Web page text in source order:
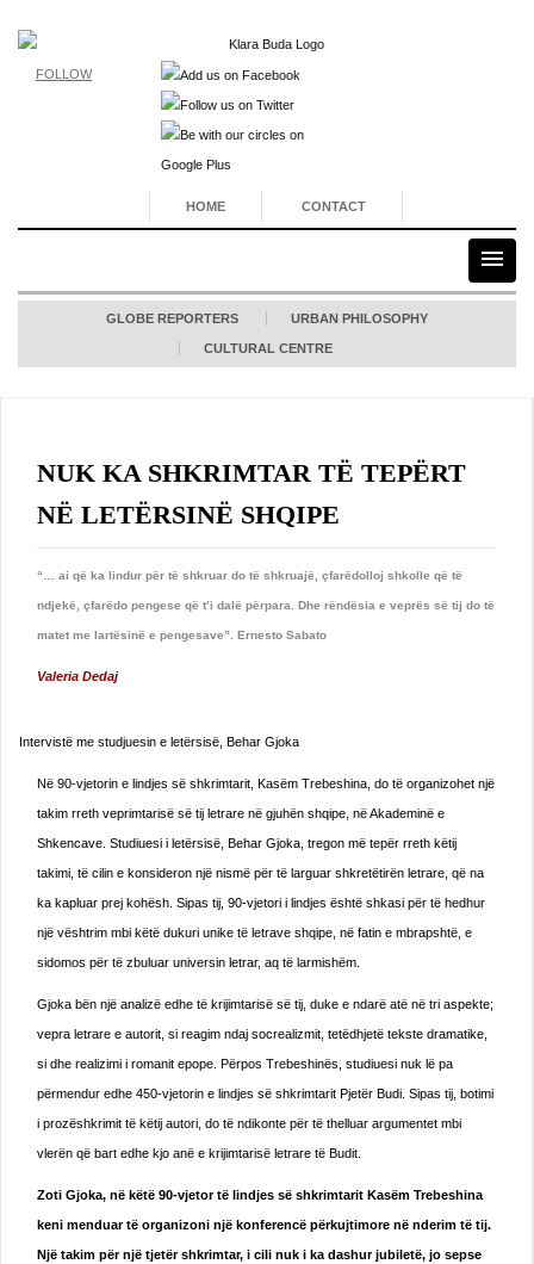
FOLLOW
HOME CONTACT
GLOBE REPORTERS URBAN PHILOSOPHY
CULTURAL CENTRE
NUK KA SHKRIMTAR TË TEPËRT
NË LETËRSINË SHQIPE
“… ai që ka lindur për të shkruar do të shkruajë, çfarëdolloj shkolle që të
ndjekë, çfarëdo pengese që t’i dalë përpara. Dhe rëndësia e veprës së tij do të
matet me lartësinë e pengesave”. Ernesto Sabato
Valeria Dedaj
Intervistë me studjuesin e letërsisë, Behar Gjoka
Në 90-vjetorin e lindjes së shkrimtarit, Kasëm Trebeshina, do të organizohet një
takim rreth veprimtarisë së tij letrare në gjuhën shqipe, në Akademinë e
Shkencave. Studiuesi i letërsisë, Behar Gjoka, tregon më tepër rreth këtij
takimi, të cilin e konsideron një nismë për të larguar shkretëtirën letrare, që na
ka kapluar prej kohësh. Sipas tij, 90-vjetori i lindjes është shkasi për të hedhur
një vështrim mbi këtë dukuri unike të letrave shqipe, në fatin e mbrapshtë, e
sidomos për të zbuluar universin letrar, aq të larmishëm.
Gjoka bën një analizë edhe të krijimtarisë së tij, duke e ndarë atë në tri aspekte;
vepra letrare e autorit, si reagim ndaj socrealizmit, tetëdhjetë tekste dramatike,
si dhe realizimi i romanit epope. Përpos Trebeshinës, studiuesi nuk lë pa
përmendur edhe 450-vjetorin e lindjes së shkrimtarit Pjetër Budi. Sipas tij, botimi
i prozëshkrimit të këtij autori, do të ndikonte për të thelluar argumentet mbi
vlerën që bart edhe kjo anë e krijimtarisë letrare të Budit.
Zoti Gjoka, në këtë 90-vjetor të lindjes së shkrimtarit Kasëm Trebeshina
keni menduar të organizoni një konferencë përkujtimore në nderim të tij.
Një takim për një tjetër shkrimtar, i cili nuk i ka dashur jubiletë, jo sepse